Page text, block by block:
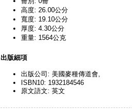
高度: 26.00公分
寬度: 19.10公分
厚度: 4.30公分
重量: 1564公克
出版細項
出版公司: 美國麥種傳道會,
ISBN10: 1932184546
原文語文: 英文